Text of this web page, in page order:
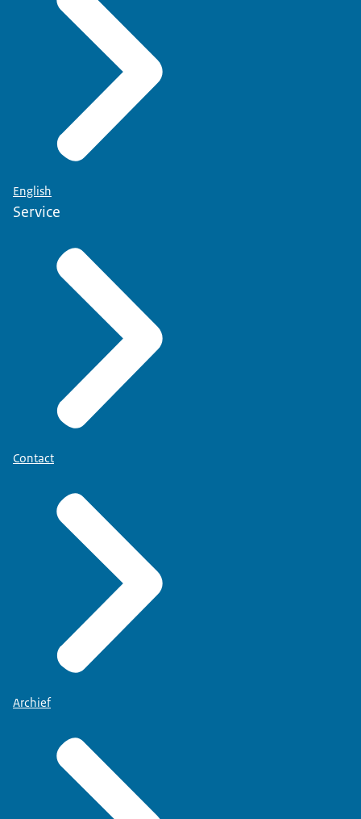
English
Service
Contact
Archief